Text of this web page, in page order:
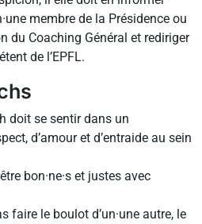
membre de la Présidence ou
du Coaching Général et rediriger
de l’EPFL.
doit se sentir dans un
d’amour et d’entraide au sein
bon·ne·s et justes avec
faire le boulot d’un·une autre, le